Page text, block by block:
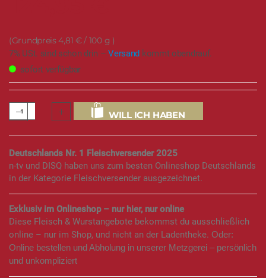
4,81 €/ 100 g
7% USt. sind schon drin –Versand kommt obendrauf.
sofort verfügbar
WILL ICH HABEN
Deutschlands Nr. 1 Fleischversender 2025
n-tv und DISQ haben uns zum besten Onlineshop Deutschlands
in der Kategorie Fleischversender ausgezeichnet.
Exklusiv im Onlineshop – nur hier, nur online
Diese Fleisch & Wurstangebote bekommst du ausschließlich
online – nur im Shop, und nicht an der Ladentheke. Oder:
Online bestellen und Abholung in unserer Metzgerei – persönlich
und unkompliziert